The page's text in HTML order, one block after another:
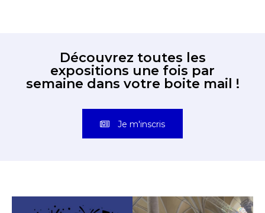
Découvrez toutes les
expositions une fois par
semaine dans votre boite mail !
Je m'inscris